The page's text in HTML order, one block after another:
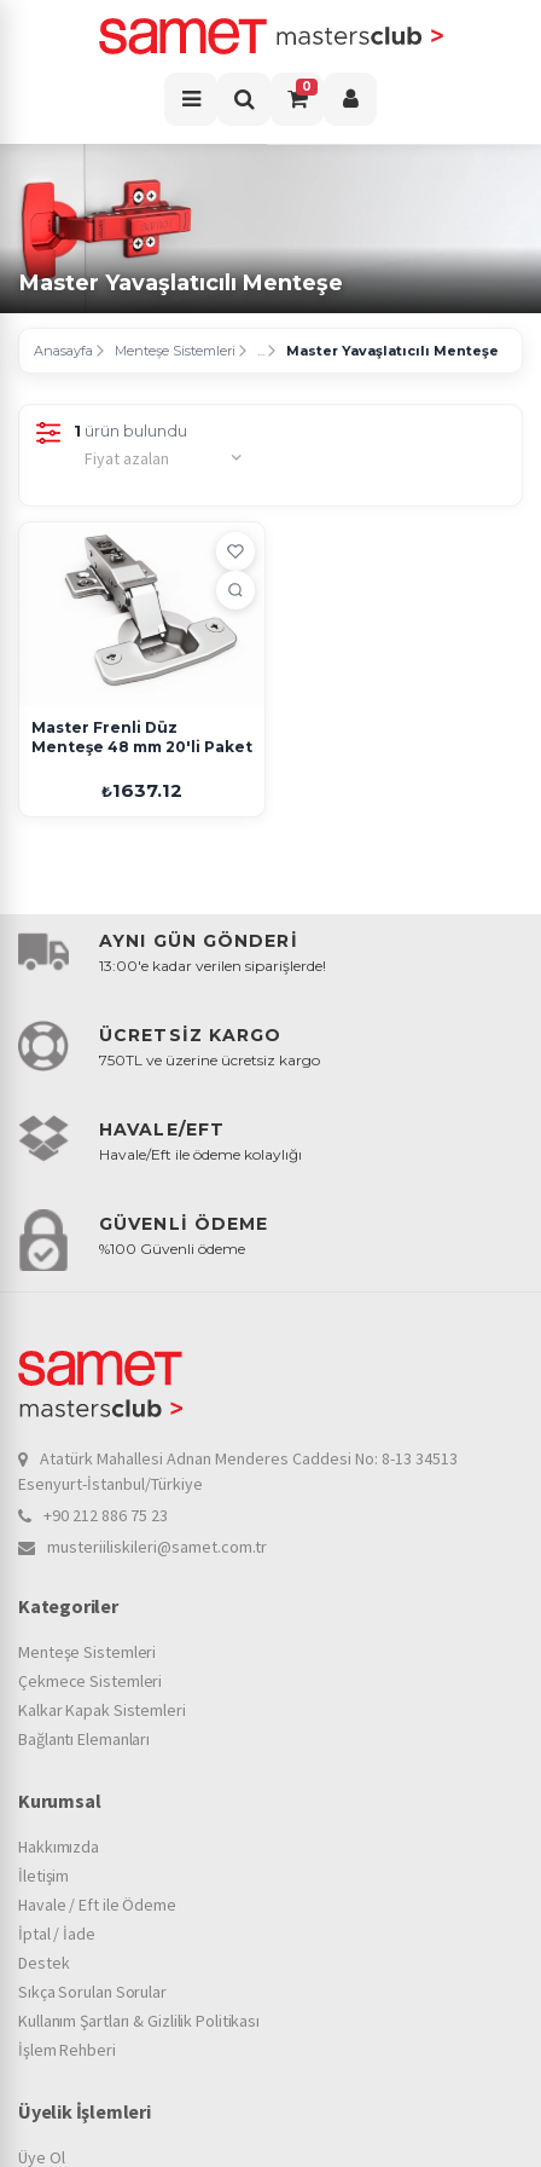
0
Master Yavaşlatıcılı Menteşe
Anasayfa Menteşe Sistemleri ... Master Yavaşlatıcılı Menteşe
1 ürün bulundu
Fiyat azalan
Master Frenli Düz
Menteşe 48 mm 20'li Paket
₺1637.12
AYNI GÜN GÖNDERİ
13:00'e kadar verilen siparişlerde!
ÜCRETSİZ KARGO
750TL ve üzerine ücretsiz kargo
HAVALE/EFT
Havale/Eft ile ödeme kolaylığı
GÜVENLİ ÖDEME
%100 Güvenli ödeme
Atatürk Mahallesi Adnan Menderes Caddesi No: 8-13 34513
Esenyurt-İstanbul/Türkiye
+90 212 886 75 23
musteriiliskileri@samet.com.tr
Kategoriler
Menteşe Sistemleri
Çekmece Sistemleri
Kalkar Kapak Sistemleri
Bağlantı Elemanları
Kurumsal
Hakkımızda
İletişim
Havale / Eft ile Ödeme
İptal / İade
Destek
Sıkça Sorulan Sorular
Kullanım Şartları & Gizlilik Politikası
İşlem Rehberi
Üyelik İşlemleri
Üye Ol